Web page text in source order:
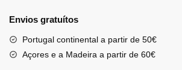
Envios gratuítos
Portugal continental a partir de 50€
Açores e a Madeira a partir de 60€